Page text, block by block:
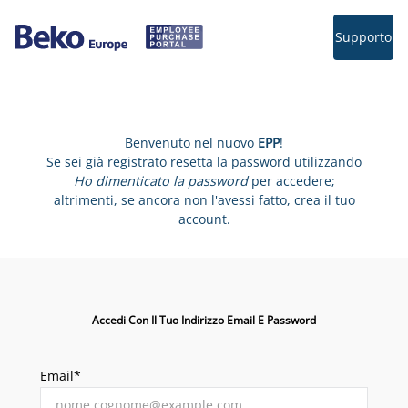
Supporto
Benvenuto nel nuovo EPP!
Se sei già registrato resetta la password utilizzando
Ho dimenticato la passwordper accedere;
altrimenti, se ancora non l'avessi fatto, crea il tuo
account.
Accedi Con Il Tuo Indirizzo Email E Password
Email*